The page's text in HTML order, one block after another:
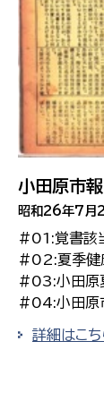
小田原市報
昭和26年7月
#01:覚書該
#02:夏季健
#03:小田原
#04:小田原
詳細はこち